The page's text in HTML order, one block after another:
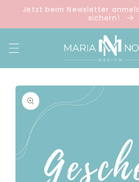
zum
Jetzt beim Newsletter
sichern!